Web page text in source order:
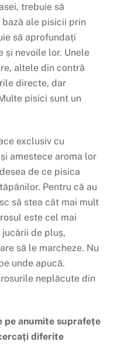
trebuie să
ale pisicii prin
să aprofundați
și nevoile lor. Unele
altele din contră
directe, dar
pisici sunt un
exclusiv cu
amestece aroma lor
de ce pisica
Pentru că au
să stea cât mai mult
este cel mai
de pluș,
să le marcheze. Nu
unde apucă.
neplăcute din
pe anumite suprafețe
diferite